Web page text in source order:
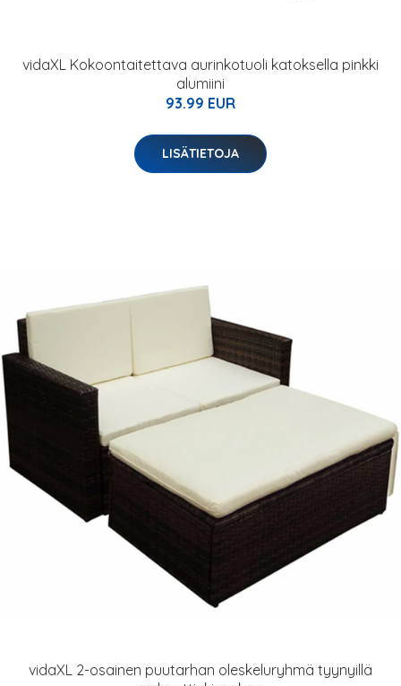
vidaXL Kokoontaitettava aurinkotuoli katoksella pinkki
alumiini
93.99 EUR
LISÄTIETOJA
vidaXL 2-osainen puutarhan oleskeluryhmä tyynyillä